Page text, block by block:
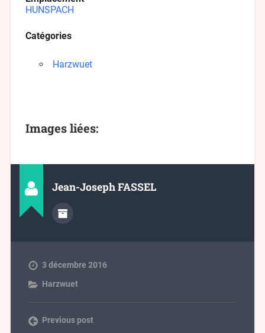
HUNSPACH
Catégories
Harzwuet
Images liées:
Jean-Joseph FASSEL
3 décembre 2016
Harzwuet
Previous post